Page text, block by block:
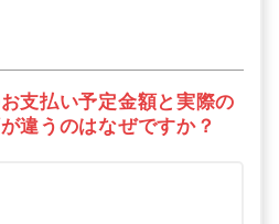
支払い予定金額と実際の
違うのはなぜですか？